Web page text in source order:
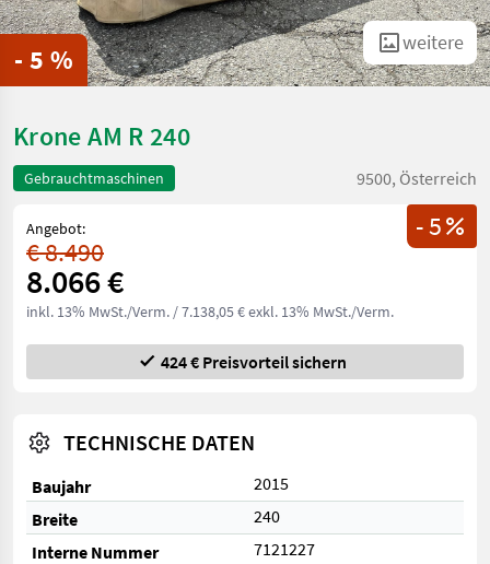
- 5 %
weitere
Krone AM R 240
Gebrauchtmaschinen 9500, Österreich
- 5
Angebot:
€ 8.490
8.066 €
inkl. 13% MwSt./Verm. / 7.138,05 € exkl. 13% MwSt./Verm.
424 € Preisvorteil sichern
TECHNISCHE DATEN
Baujahr
2015
Breite
240
Interne Nummer
7121227